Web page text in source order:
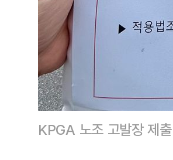
KPGA 노조 고발장 제